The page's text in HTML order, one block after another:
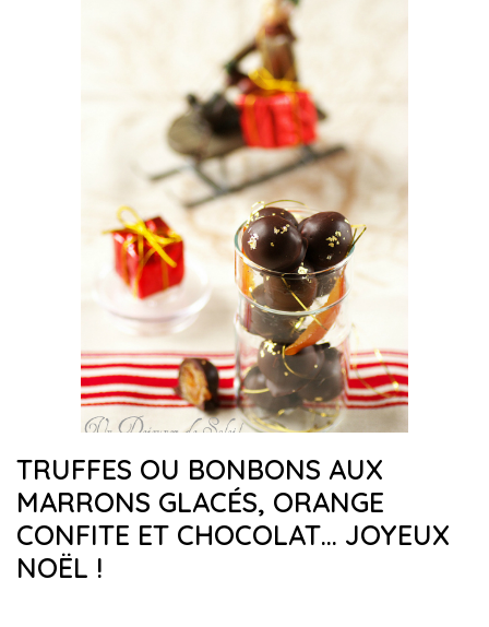
TRUFFES OU BONBONS AUX
MARRONS GLACÉS, ORANGE
CONFITE ET CHOCOLAT… JOYEUX
NOËL !